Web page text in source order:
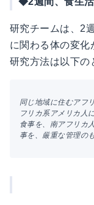
研究チームは、2
に関わる体の変化
研究方法は以下の
同じ地域に住むアフ
フリカ系アメリカ人
食事を、南アフリカ
事を、厳重な管理の